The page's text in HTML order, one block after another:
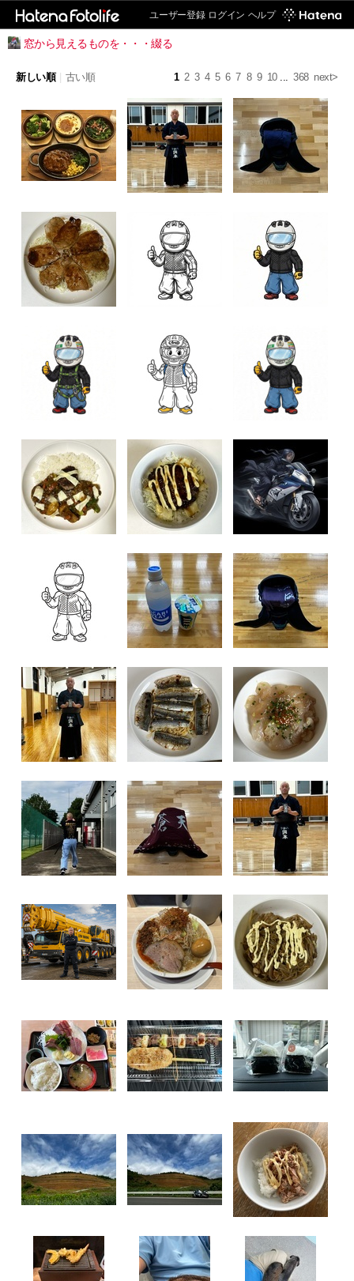
ユーザー登録 ログイン ヘルプ
窓から見えるものを・・・綴る
1 2 3 4 5 6 7 8 9 10... 368 next>
新しい順 古い順